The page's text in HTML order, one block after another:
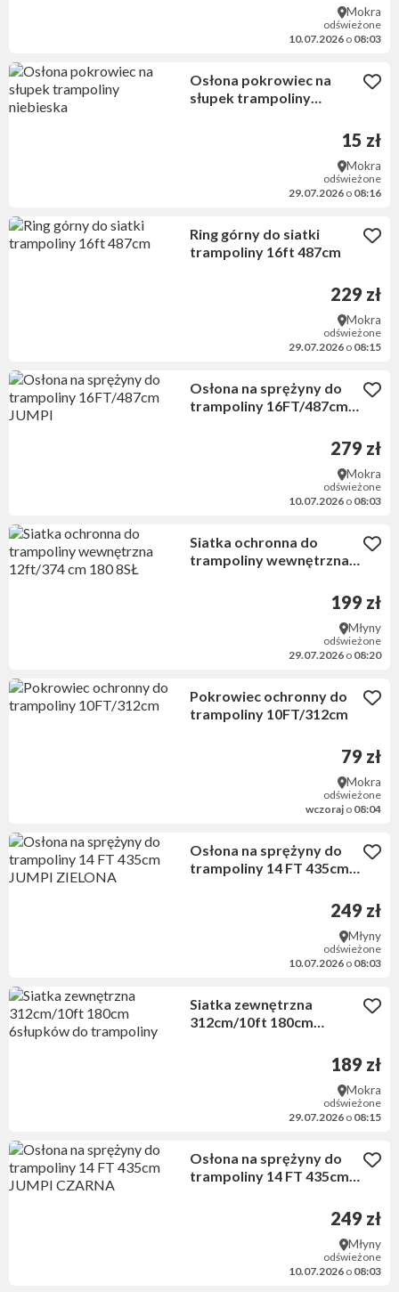
Mokra
odświeżone
10.07.2026 o 08:03
Osłona pokrowiec na
słupek trampoliny
15 zł
Mokra
odświeżone
29.07.2026 o 08:16
Ring górny do siatki
trampoliny 16ft 487cm
229 zł
Mokra
odświeżone
29.07.2026 o 08:15
Osłona na sprężyny do
trampoliny 16FT/487cm
279 zł
Mokra
odświeżone
10.07.2026 o 08:03
Siatka ochronna do
trampoliny wewnętrzna
199 zł
Młyny
odświeżone
29.07.2026 o 08:20
Pokrowiec ochronny do
trampoliny 10FT/312cm
79 zł
Mokra
odświeżone
wczoraj o 08:04
Osłona na sprężyny do
trampoliny 14 FT 435cm
249 zł
Młyny
odświeżone
10.07.2026 o 08:03
Siatka zewnętrzna
312cm/10ft 180cm
189 zł
Mokra
odświeżone
29.07.2026 o 08:15
Osłona na sprężyny do
trampoliny 14 FT 435cm
249 zł
Młyny
odświeżone
10.07.2026 o 08:03